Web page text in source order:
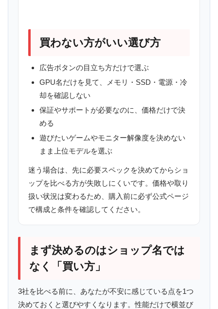
買わない方がいい選び方
広告ボタンの目立ち方だけで選ぶ
GPU名だけを見て、メモリ・SSD・電源・冷
却を確認しない
保証やサポートが必要なのに、価格だけで決
める
遊びたいゲームやモニター解像度を決めない
まま上位モデルを選ぶ
迷う場合は、先に必要スペックを決めてからショ
ップを比べる方が失敗しにくいです。価格や取り
扱い状況は変わるため、購入前に必ず公式ページ
で構成と条件を確認してください。
まず決めるのはショップ名では
なく「買い方」
3社を比べる前に、あなたが不安に感じている点を1つ
決めておくと選びやすくなります。性能だけで横並び